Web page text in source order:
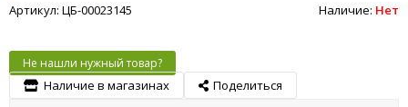
Артикул: ЦБ-00023145 Наличие: Нет
Не нашли нужный товар?
Наличие в магазинах Поделиться